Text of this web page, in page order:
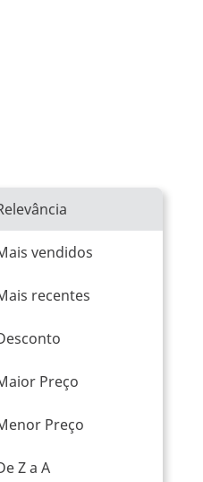
Por
Preço
Preço
vendidos
Z a A
recentes
LANÇAMENTO
LANÇAMENTO